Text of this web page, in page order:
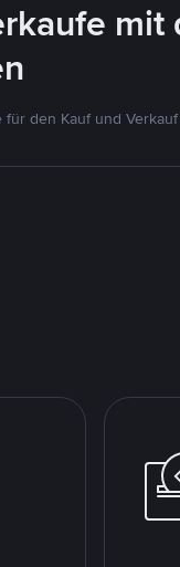
den Kauf und